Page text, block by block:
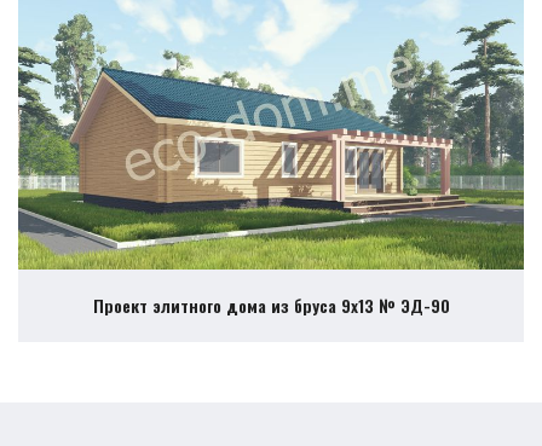
Проект элитного дома из бруса 9х13 № ЭД-90